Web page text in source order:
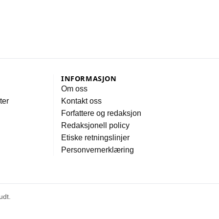
INFORMASJON
Om oss
Kontakt oss
Forfattere og redaksjon
Redaksjonell policy
Etiske retningslinjer
Personvernerklæring